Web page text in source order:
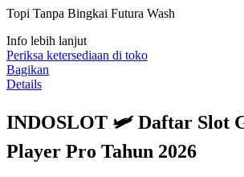
bintang,
rating
rata-
rata.
Read
13
Tautan
halaman
yang
sama.
Topi Tanpa Bingkai Futura Wash
Info lebih lanjut
Periksa ketersediaan di toko
Bagikan
Details
INDOSLOT 🛩️ Daftar Slot
Player Pro Tahun 2026